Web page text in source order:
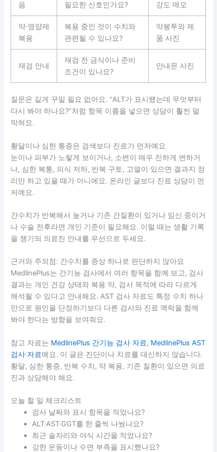
음
필요한 신호인가요?
강도 메모
약·영양제
복용
복용 중인 것이 수치와
관련될 수 있나요?
약봉투와 제
품 사진
재검 안내
재검 전 금식이나 준비
조건이 있나요?
안내문 사진
질문은 길게 꾸밀 필요 없어요. “ALT가 표시됐는데 무엇부터
다시 봐야 하나요?”처럼 항목 이름을 넣으면 상담이 훨씬 덜
막혀요.
황달이나 심한 통증은 검색보다 진료가 먼저예요
눈이나 피부가 노랗게 보이거나, 소변이 매우 진하게 변하거
나, 심한 복통, 의식 저하, 반복 구토, 고열이 있으면 결과지 정
리만 하고 있을 때가 아니에요. 온라인 글보다 진료 상담이 먼
저예요.
간수치가 반복해서 높거나 기존 간질환이 있거나 임신 중이거
나 수술 전후라면 개인 기준이 필요해요. 이럴 때는 생활 기록
을 챙기되 의료진 안내를 우선으로 두세요.
근거와 주의점: 간수치를 증상 하나로 판단하지 않아요
MedlinePlus는 간기능 검사에서 여러 항목을 함께 보고, 검사
결과는 개인 건강 상태와 복용 약, 검사 목적에 따라 다르게
해석될 수 있다고 안내해요. AST 검사 자료도 특정 수치 하나
만으로 원인을 단정하기보다 다른 검사와 진료 맥락을 함께
봐야 한다는 방향을 보여줘요.
참고 자료는 MedlinePlus 간기능 검사 자료 , MedlinePlus AST
검사 자료예요. 이 글은 진단이나 치료를 대신하지 않습니다.
황달, 심한 통증, 반복 수치, 약 복용, 기존 질환이 있으면 의료
진과 상담해야 해요.
오늘 할 일 체크리스트
검사 날짜와 표시 항목을 적었나요?
ALT·AST·GGT를 한 줄씩 나눴나요?
최근 술자리와 야식 시간을 적었나요?
강한 운동이나 수면 부족을 표시했나요?